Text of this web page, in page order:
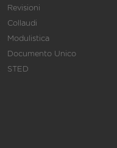
Revisioni
Collaudi
Modulistica
Documento Unico
STED